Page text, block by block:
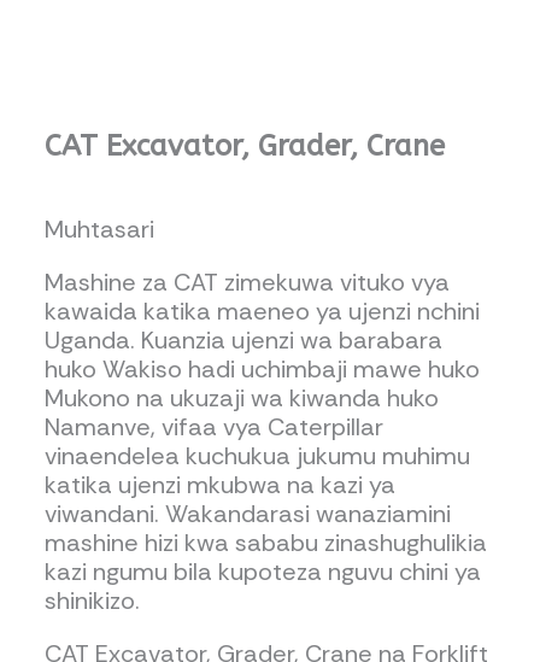
CAT Excavator, Grader, Crane
Muhtasari
Mashine za CAT zimekuwa vituko vya
kawaida katika maeneo ya ujenzi nchini
Uganda. Kuanzia ujenzi wa barabara
huko Wakiso hadi uchimbaji mawe huko
Mukono na ukuzaji wa kiwanda huko
Namanve, vifaa vya Caterpillar
vinaendelea kuchukua jukumu muhimu
katika ujenzi mkubwa na kazi ya
viwandani. Wakandarasi wanaziamini
mashine hizi kwa sababu zinashughulikia
kazi ngumu bila kupoteza nguvu chini ya
shinikizo.
CAT Excavator, Grader, Crane na Forklift